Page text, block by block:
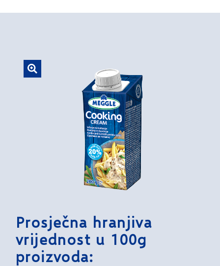
Prosječna hranjiva
vrijednost u 100g
proizvoda: